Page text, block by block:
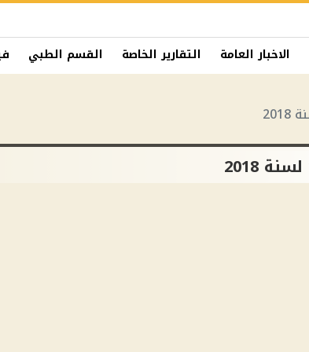
الاخبار العامة التقارير الخاصة القسم الطبي